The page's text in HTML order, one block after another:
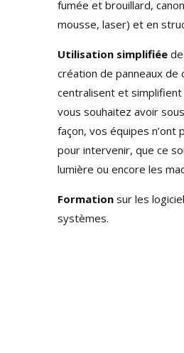
fumée et brouillard,
mousse, laser) et en
Utilisation simplifiée
création de panneaux de
centralisent et
vous souhaitez avoir
façon, vos équipes n’ont
pour intervenir, que ce
lumière ou encore les
Formationsur les
systèmes.